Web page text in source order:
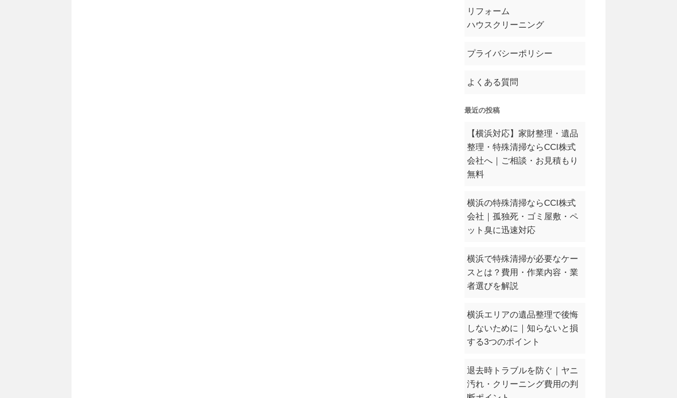
リフォーム
ハウスクリーニング
プライバシーポリシー
よくある質問
最近の投稿
【横浜対応】家財整理・遺品
整理・特殊清掃ならCCI株式
会社へ｜ご相談・お見積もり
無料
横浜の特殊清掃ならCCI株式
会社｜孤独死・ゴミ屋敷・ペ
ット臭に迅速対応
横浜で特殊清掃が必要なケー
スとは？費用・作業内容・業
者選びを解説
横浜エリアの遺品整理で後悔
しないために｜知らないと損
する3つのポイント
退去時トラブルを防ぐ｜ヤニ
汚れ・クリーニング費用の判